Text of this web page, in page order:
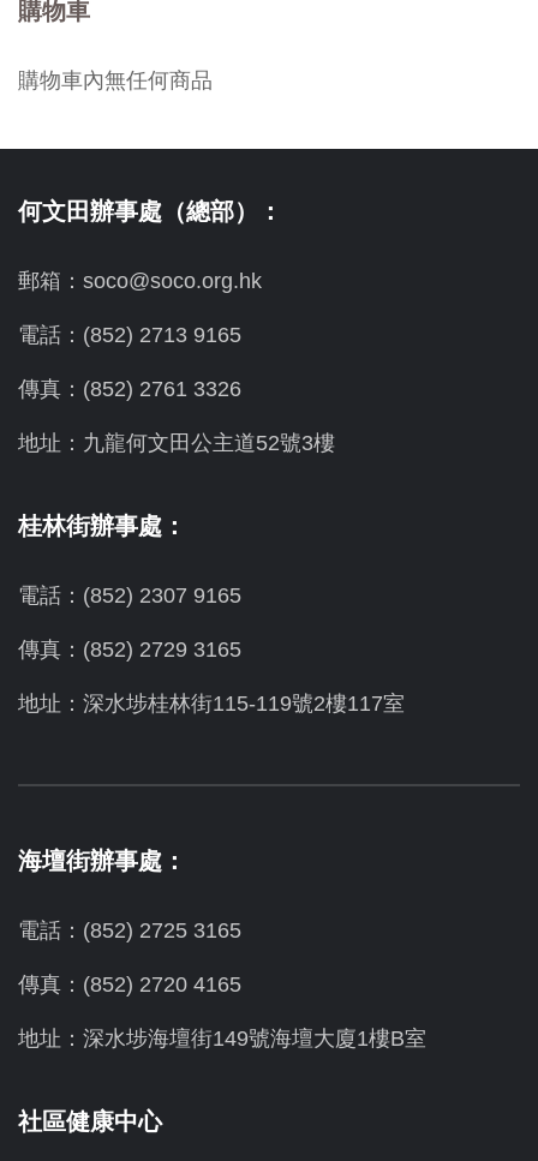
購物車
購物車內無任何商品
何文田辦事處（總部）：
郵箱：soco@soco.org.hk
電話：(852) 2713 9165
傳真：(852) 2761 3326
地址：九龍何文田公主道52號3樓
桂林街辦事處：
電話：(852) 2307 9165
傳真：(852) 2729 3165
地址：深水埗桂林街115-119號2樓117室
海壇街辦事處：
電話：(852) 2725 3165
傳真：(852) 2720 4165
地址：深水埗海壇街149號海壇大廈1樓B室
社區健康中心